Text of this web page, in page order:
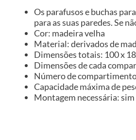
Os parafusos e buchas
para as suas paredes. Se
Cor: madeira velha
Material: derivados de
Dimensões totais: 100 x 18
Dimensões de cada
Número de
Capacidade máxima de
Montagem necessária: sim